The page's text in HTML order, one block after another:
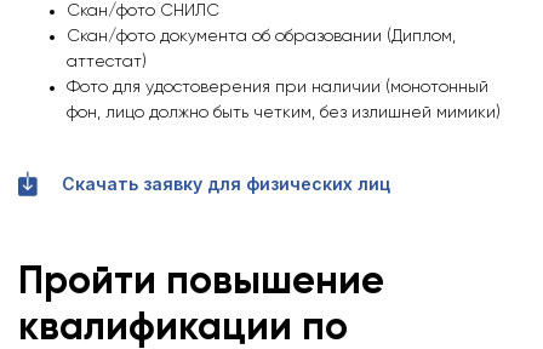
Скан/фото СНИЛС
Скан/фото документа об образовании (Диплом,
аттестат)
Фото для удостоверения при наличии (монотонный
фон, лицо должно быть четким, без излишней мимики)
Скачать заявку для физических лиц
Пройти повышение
квалификации по